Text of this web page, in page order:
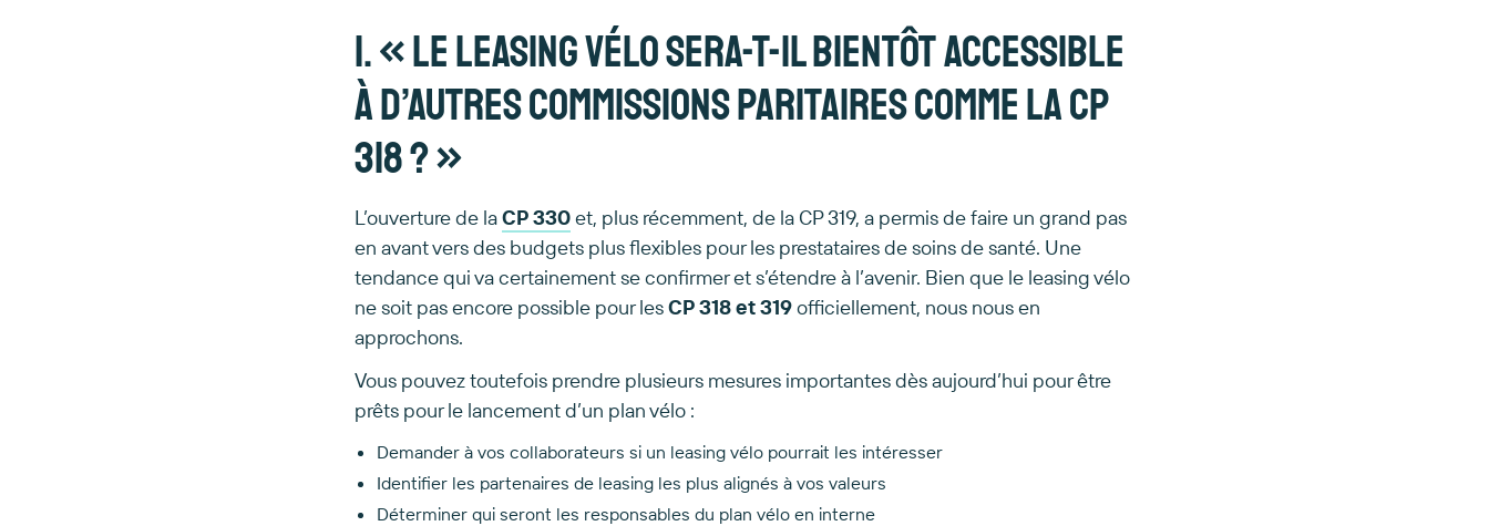
1. « Le leasing vélo sera-t-il bientôt accessible
à d’autres commissions paritaires comme la CP
318 ? »
L’ouverture de laCP 330et, plus récemment, de la CP 319, a permis de faire un grand pas
en avant vers des budgets plus flexibles pour les prestataires de soins de santé. Une
tendance qui va certainement se confirmer et s’étendre à l’avenir. Bien que le leasing vélo
ne soit pas encore possible pour lesCP 318 et 319officiellement, nous nous en
approchons.
Vous pouvez toutefois prendre plusieurs mesures importantes dès aujourd’hui pour être
prêts pour le lancement d’un plan vélo :
Demander à vos collaborateurs si un leasing vélo pourrait les intéresser
Identifier les partenaires de leasing les plus alignés à vos valeurs
Déterminer qui seront les responsables du plan vélo en interne